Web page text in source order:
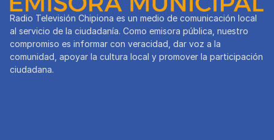
Radio Televisión Chipiona es un medio de comunicación local
al servicio de la ciudadanía. Como emisora pública, nuestro
compromiso es informar con veracidad, dar voz a la
comunidad, apoyar la cultura local y promover la participación
ciudadana.